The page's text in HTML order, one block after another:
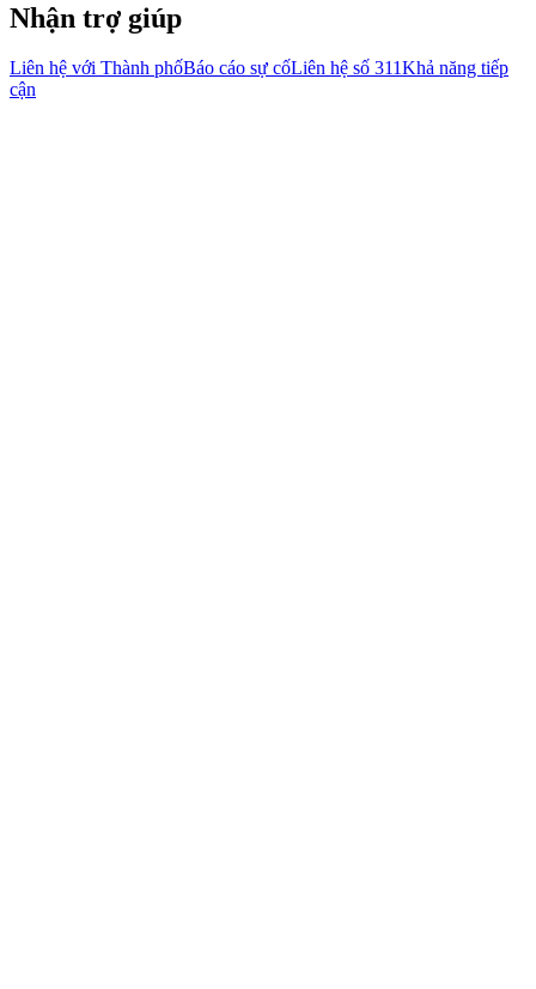
Nhận trợ giúp
Liên hệ với Thành phốBáo cáo sự cốLiên hệ số 311Khả năng tiếp
cận